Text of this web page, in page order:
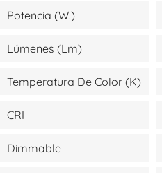
Potencia (W.)
Lúmenes (lm)
Temperatura De Color (K)
CRI
Dimmable